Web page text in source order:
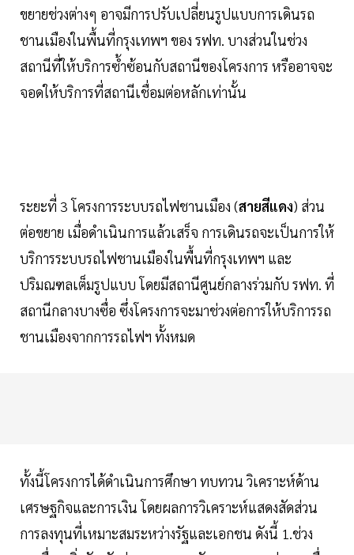
ขยายช่วงต่างๆ อาจมีการปรับเปลี่ยนรูปแบบการเดินรถ
ชานเมืองในพื้นที่กรุงเทพฯ ของ รฟท. บางส่วนในช่วง
สถานีที่ให้บริการซ้ำซ้อนกับสถานีของโครงการ หรืออาจจะ
จอดให้บริการที่สถานีเชื่อมต่อหลักเท่านั้น
ระยะที่ 3 โครงการระบบรถไฟชานเมือง (สายสีแดง) ส่วน
ต่อขยาย เมื่อดำเนินการแล้วเสร็จ การเดินรถจะเป็นการให้
บริการระบบรถไฟชานเมืองในพื้นที่กรุงเทพฯ และ
ปริมณฑลเต็มรูปแบบ โดยมีสถานีศูนย์กลางร่วมกับ รฟท. ที่
สถานีกลางบางซื่อ ซึ่งโครงการจะมาช่วงต่อการให้บริการรถ
ชานเมืองจากการรถไฟฯ ทั้งหมด
ทั้งนี้โครงการได้ดำเนินการศึกษา ทบทวน วิเคราะห์ด้าน
เศรษฐกิจและการเงิน โดยผลการวิเคราะห์แสดงสัดส่วน
การลงทุนที่เหมาะสมระหว่างรัฐและเอกชน ดังนี้ 1.ช่วง